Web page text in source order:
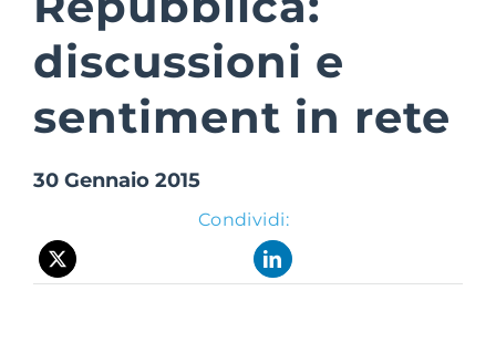
Suite Login
discussioni e
sentiment in rete
30 Gennaio 2015
Condividi: